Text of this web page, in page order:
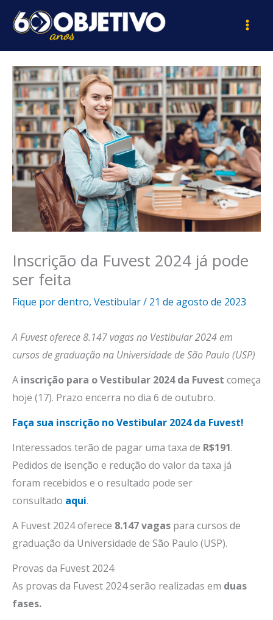
para
Inscrição da Fuvest 2024 já pode
ser feita
Fique por dentro, Vestibular/ 21 de agosto de 2023
A Fuvest oferece 8.147 vagas no Vestibular 2024 em
cursos de graduação na Universidade de São Paulo (USP)
A inscrição para o Vestibular 2024 da Fuvest começa
hoje (17). Prazo encerra no dia 6 de outubro.
Faça sua inscrição no Vestibular 2024 da Fuvest!
Interessados terão de pagar uma taxa de R$191.
Pedidos de isenção e redução do valor da taxa já
foram recebidos e o resultado pode ser
consultado aqui.
A Fuvest 2024 oferece 8.147 vagas para cursos de
graduação da Universidade de São Paulo (USP).
Provas da Fuvest 2024
As provas da Fuvest 2024 serão realizadas em duas
fases.